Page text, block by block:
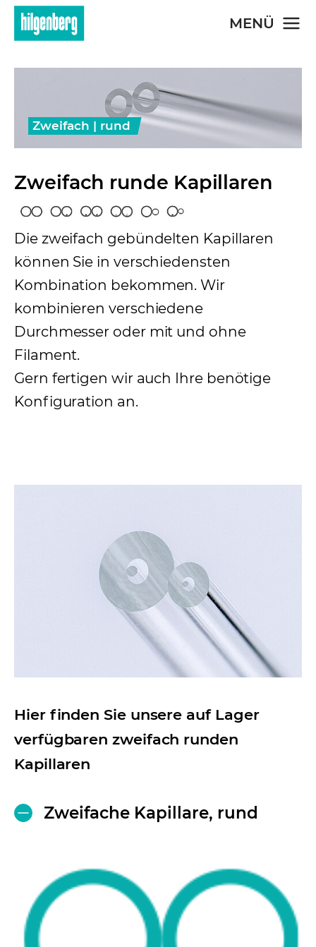
Skip to main content MENÜ
Zweifach | rund
Zweifach runde Kapillaren
Die zweifach gebündelten Kapillaren
können Sie in verschiedensten
Kombination bekommen. Wir
kombinieren verschiedene
Durchmesser oder mit und ohne
Filament.
Gern fertigen wir auch Ihre benötige
Konfiguration an.
Hier finden Sie unsere auf Lager
verfügbaren zweifach runden
Kapillaren
Zweifache Kapillare, rund